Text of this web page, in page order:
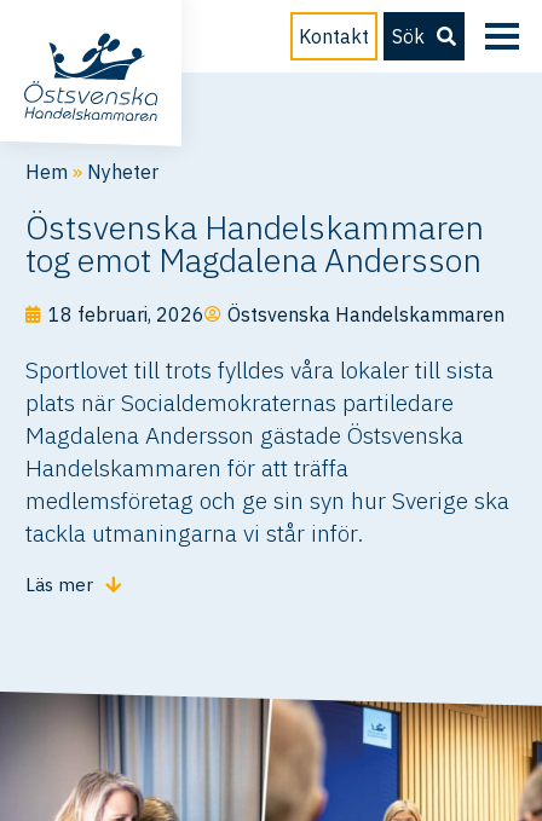
Kontakt Sök
Hem » Nyheter
Östsvenska Handelskammaren
tog emot Magdalena Andersson
18 februari, 2026 Östsvenska Handelskammaren
Sportlovet till trots fylldes våra lokaler till sista
plats när Socialdemokraternas partiledare
Magdalena Andersson gästade Östsvenska
Handelskammaren för att träffa
medlemsföretag och ge sin syn hur Sverige ska
tackla utmaningarna vi står inför.
Läs mer